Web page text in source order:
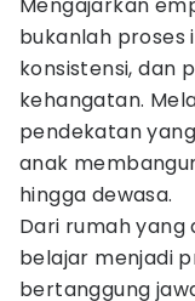
bukanlah proses
konsistensi, dan
kehangatan.
pendekatan
anak
hingga dewasa.
Dari rumah yang
belajar menjadi
bertanggung